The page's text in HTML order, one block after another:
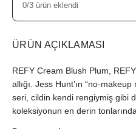
0/3 ürün eklendi
ÜRÜN AÇIKLAMASI
REFY Cream Blush Plum,
allığı. Jess Hunt’ın “no-
seri, cildin kendi rengiymiş gibi
koleksiyonun en derin